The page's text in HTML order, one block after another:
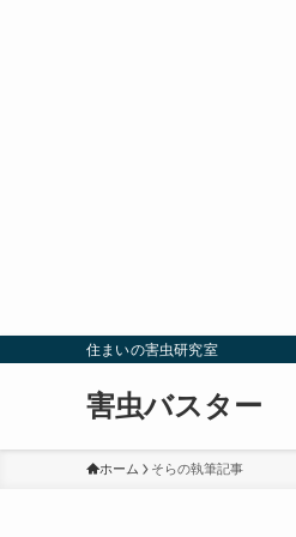
住まいの害虫研究室
害虫バスター
ホーム そらの執筆記事